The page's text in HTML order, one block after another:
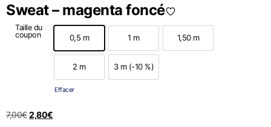
Sweat – magenta foncé
Taille du
coupon
0,5 m 1 m 1,50 m
2 m 3 m (-10 %)
3 m (-10 %)
Effacer
7,00€ 2,80€